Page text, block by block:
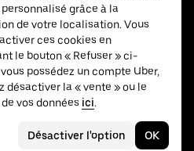
grâce à la
de votre localisation. Vous
ces cookies en
le bouton « Refuser » ci-
possédez un compte Uber,
désactiver la « vente » ou le
vos données ici.
Désactiver l'option OK